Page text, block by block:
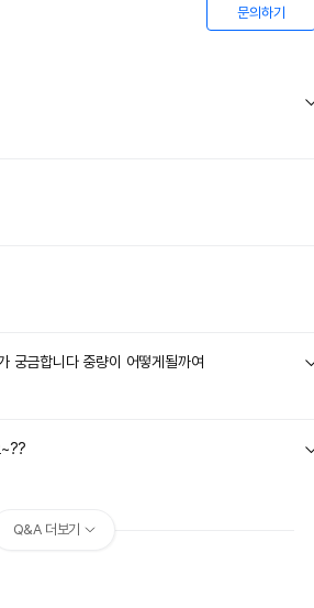
문의하기
궁금합니다 중량이 어떻게될까여
Q&A 더보기